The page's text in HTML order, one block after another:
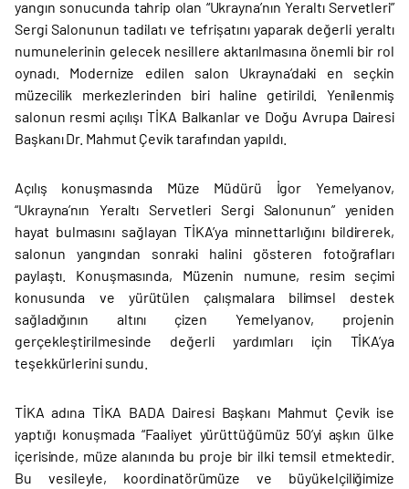
yangın sonucunda tahrip olan “Ukrayna’nın Yeraltı Servetleri”
Sergi Salonunun tadilatı ve tefrişatını yaparak değerli yeraltı
numunelerinin gelecek nesillere aktarılmasına önemli bir rol
oynadı. Modernize edilen salon Ukrayna’daki en seçkin
müzecilik merkezlerinden biri haline getirildi. Yenilenmiş
salonun resmi açılışı TİKA Balkanlar ve Doğu Avrupa Dairesi
Başkanı Dr. Mahmut Çevik tarafından yapıldı.
Açılış konuşmasında Müze Müdürü İgor Yemelyanov,
“Ukrayna’nın Yeraltı Servetleri Sergi Salonunun” yeniden
hayat bulmasını sağlayan TİKA’ya minnettarlığını bildirerek,
salonun yangından sonraki halini gösteren fotoğrafları
paylaştı. Konuşmasında, Müzenin numune, resim seçimi
konusunda ve yürütülen çalışmalara bilimsel destek
sağladığının altını çizen Yemelyanov, projenin
gerçekleştirilmesinde değerli yardımları için TİKA’ya
teşekkürlerini sundu.
TİKA adına TİKA BADA Dairesi Başkanı Mahmut Çevik ise
yaptığı konuşmada “Faaliyet yürüttüğümüz 50’yi aşkın ülke
içerisinde, müze alanında bu proje bir ilki temsil etmektedir.
Bu vesileyle, koordinatörümüze ve büyükelçiliğimize